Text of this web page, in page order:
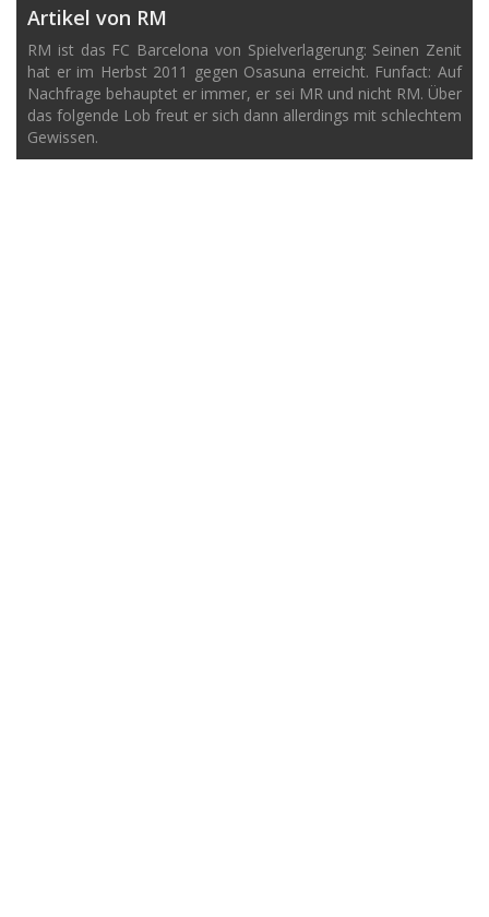
Artikel von RM
RM ist das FC Barcelona von Spielverlagerung: Seinen Zenit
hat er im Herbst 2011 gegen Osasuna erreicht. Funfact: Auf
Nachfrage behauptet er immer, er sei MR und nicht RM. Über
das folgende Lob freut er sich dann allerdings mit schlechtem
Gewissen.